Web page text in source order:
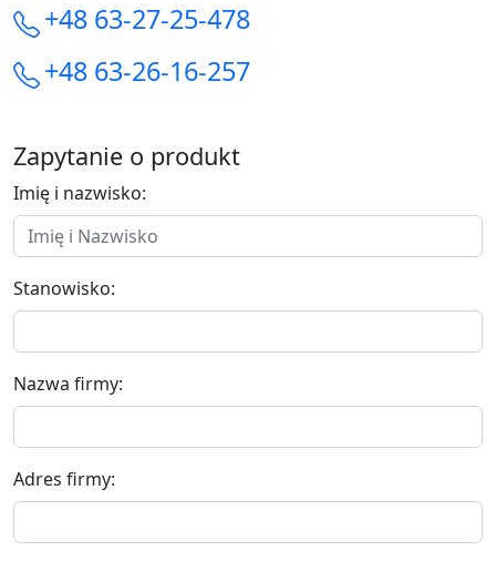
+48 63-27-25-478
+48 63-26-16-257
Zapytanie o produkt
Imię i nazwisko:
Stanowisko:
Nazwa firmy:
Adres firmy: